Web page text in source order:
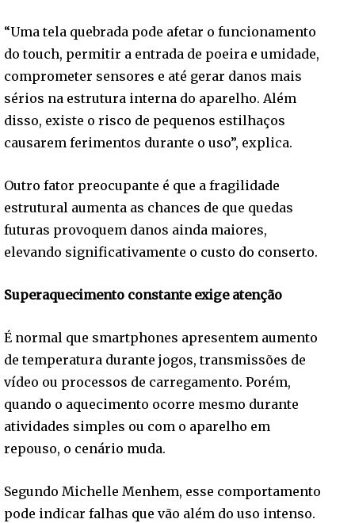
“Uma tela quebrada pode afetar o funcionamento
do touch, permitir a entrada de poeira e umidade,
comprometer sensores e até gerar danos mais
sérios na estrutura interna do aparelho. Além
disso, existe o risco de pequenos estilhaços
causarem ferimentos durante o uso”, explica.
Outro fator preocupante é que a fragilidade
estrutural aumenta as chances de que quedas
futuras provoquem danos ainda maiores,
elevando significativamente o custo do conserto.
Superaquecimento constante exige atenção
É normal que smartphones apresentem aumento
de temperatura durante jogos, transmissões de
vídeo ou processos de carregamento. Porém,
quando o aquecimento ocorre mesmo durante
atividades simples ou com o aparelho em
repouso, o cenário muda.
Segundo Michelle Menhem, esse comportamento
pode indicar falhas que vão além do uso intenso.